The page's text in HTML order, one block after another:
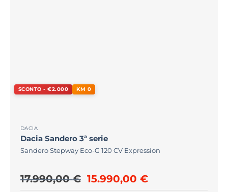
SCONTO - €2.000 KM 0
DACIA
Dacia Sandero 3ª serie
Sandero Stepway Eco-G 120 CV Expression
17.990,00€ Il prezzo originale era:
15.990,00 €Il prezzo